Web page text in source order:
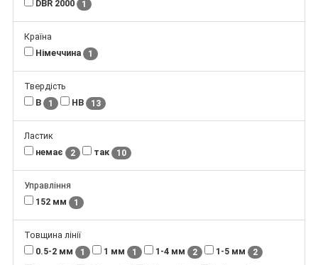
DBR 2000
1
Країна
Німеччина
1
Твердість
В
1 НВ 13
Ластик
немає
2 так 10
Управління
152 мм
1
Товщина лінії
0.5-2 мм
1 1 мм 1 1-4 мм 2 1-5 мм 2